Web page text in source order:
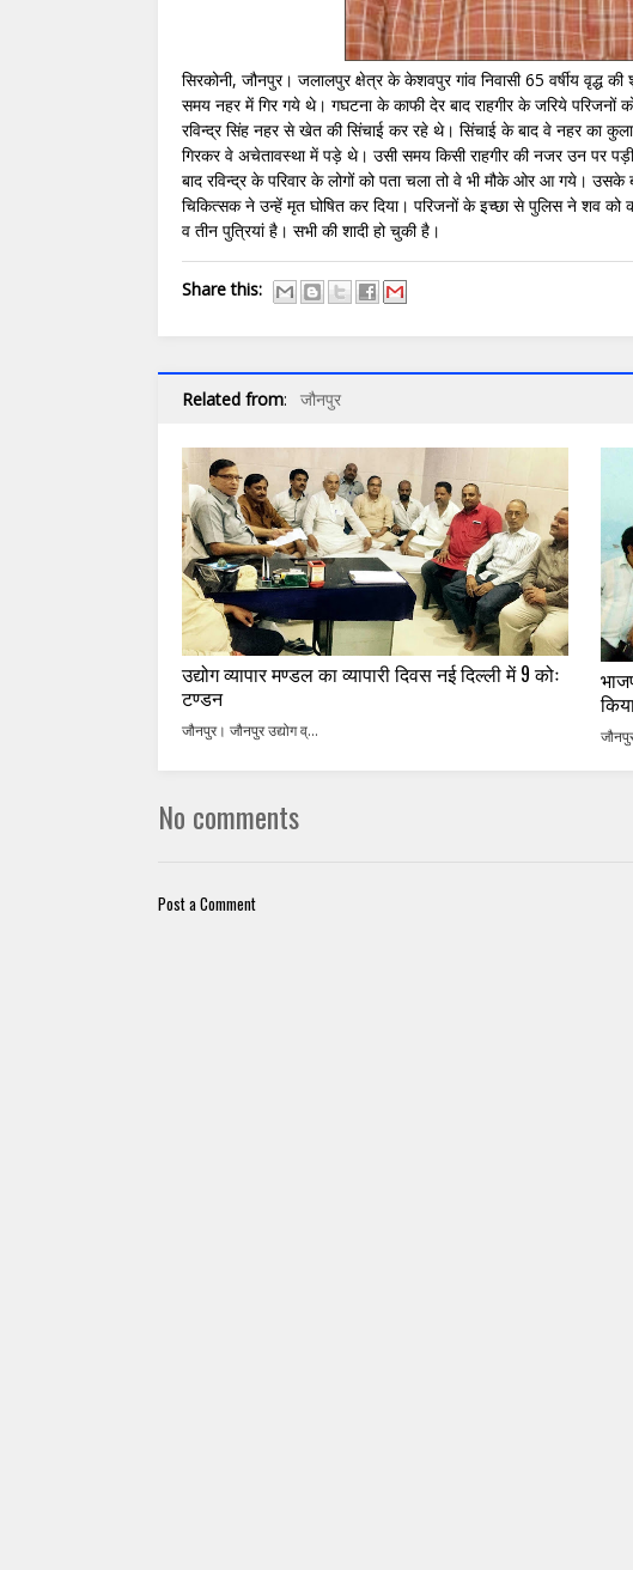
सिरकोनी, जौनपुर। जलालपुर क्षेत्र के केशवपुर गांव निवासी 65 वर्षीय वृद्ध
समय नहर में गिर गये थे। गघटना के काफी देर बाद राहगीर के जरिये परिजनों
रविन्द्र सिंह नहर से खेत की सिंचाई कर रहे थे। सिंचाई के बाद वे नहर का
गिरकर वे अचेतावस्था में पड़े थे। उसी समय किसी राहगीर की नजर उन पर
बाद रविन्द्र के परिवार के लोगों को पता चला तो वे भी मौके ओर आ गये। उसके
चिकित्सक ने उन्हें मृत घोषित कर दिया। परिजनों के इच्छा से पुलिस ने शव
व तीन पुत्रियां है। सभी की शादी हो चुकी है।
Share this:
Related from: जौनपुर
उद्योग व्यापार मण्डल का व्यापारी दिवस नई दिल्ली में 9 कोः
टण्डन
जौनपुर। जौनपुर उद्योग व्...
No comments
Post a Comment